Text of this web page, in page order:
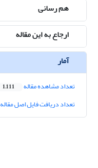
هم رسانی
ارجاع به این مقاله
آمار
تعداد مشاهده مقاله 1,111
تعداد دریافت فایل اصل مقاله